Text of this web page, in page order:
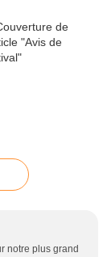
notre plus grand